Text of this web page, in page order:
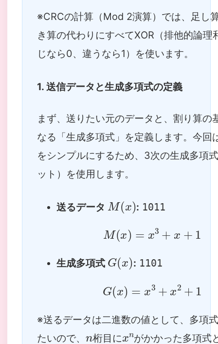
※CRCの計算（Mod 2演算）では、足し
き算の代わりにすべてXOR（排他的論理
じなら0、違うなら1）を使います。
1. 送信データと生成多項式の定義
まず、送りたい元のデータと、割り算の
なる「生成多項式」を定義します。今回
をシンプルにするため、3次の生成多項
ット）を使用します。
送るデータ
( x
: 1011
M(x x + x + 1
生成多項式
( x
: 1101
G(x x3 + x + 1
※送るデータは二進数の値として、多項
たいので、
n
桁目に
xn
がかかった多項式